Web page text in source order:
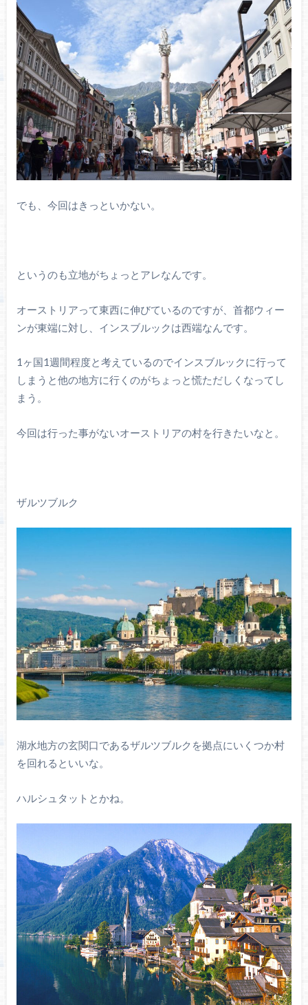
でも、今回はきっといかない。
というのも立地がちょっとアレなんです。
オーストリアって東西に伸びているのですが、首都ウィー
ンが東端に対し、インスブルックは西端なんです。
1ヶ国1週間程度と考えているのでインスブルックに行って
しまうと他の地方に行くのがちょっと慌ただしくなってし
まう。
今回は行った事がないオーストリアの村を行きたいなと。
ザルツブルク
湖水地方の玄関口であるザルツブルクを拠点にいくつか村
を回れるといいな。
ハルシュタットとかね。